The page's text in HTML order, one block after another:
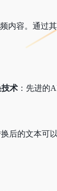
容。通过
术 ：先进的
换后的文本可